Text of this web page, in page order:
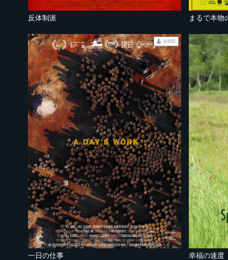
反体制派 まるで本物
一日の仕事
¥495
幸福の速度